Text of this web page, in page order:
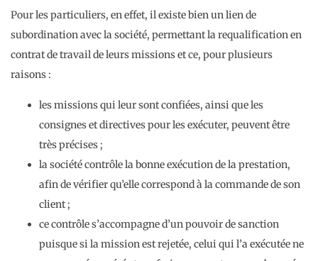
Pour les particuliers, en effet, il existe bien un lien de
subordination avec la société, permettant la requalification en
contrat de travail de leurs missions et ce, pour plusieurs
raisons :
les missions qui leur sont confiées, ainsi que les
consignes et directives pour les exécuter, peuvent être
très précises ;
la société contrôle la bonne exécution de la prestation,
afin de vérifier qu’elle correspond à la commande de son
client ;
ce contrôle s’accompagne d’un pouvoir de sanction
puisque si la mission est rejetée, celui qui l’a exécutée ne